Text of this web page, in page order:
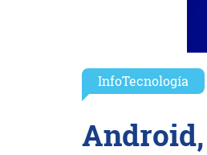
InfoTecnología